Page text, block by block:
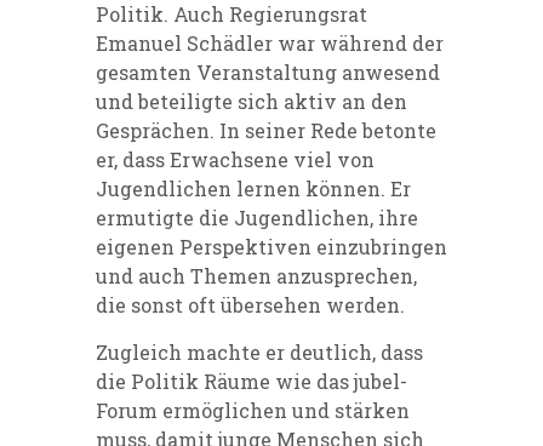
Politik. Auch Regierungsrat
Emanuel Schädler war während der
gesamten Veranstaltung anwesend
und beteiligte sich aktiv an den
Gesprächen. In seiner Rede betonte
er, dass Erwachsene viel von
Jugendlichen lernen können. Er
ermutigte die Jugendlichen, ihre
eigenen Perspektiven einzubringen
und auch Themen anzusprechen,
die sonst oft übersehen werden.
Zugleich machte er deutlich, dass
die Politik Räume wie das jubel-
Forum ermöglichen und stärken
muss, damit junge Menschen sich